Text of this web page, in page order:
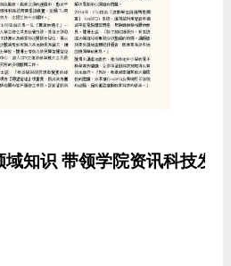
知识 带领学院资讯科技发